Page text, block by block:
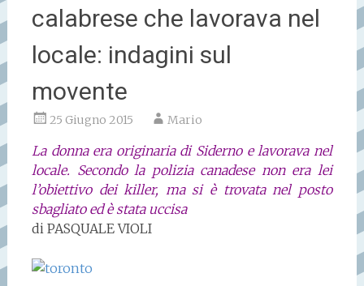
calabrese che lavorava nel
locale: indagini sul
movente
25 Giugno 2015 Mario
La donna era originaria di Siderno e lavorava nel
locale. Secondo la polizia canadese non era lei
l’obiettivo dei killer, ma si è trovata nel posto
sbagliato ed è stata uccisa
diPASQUALE VIOLI